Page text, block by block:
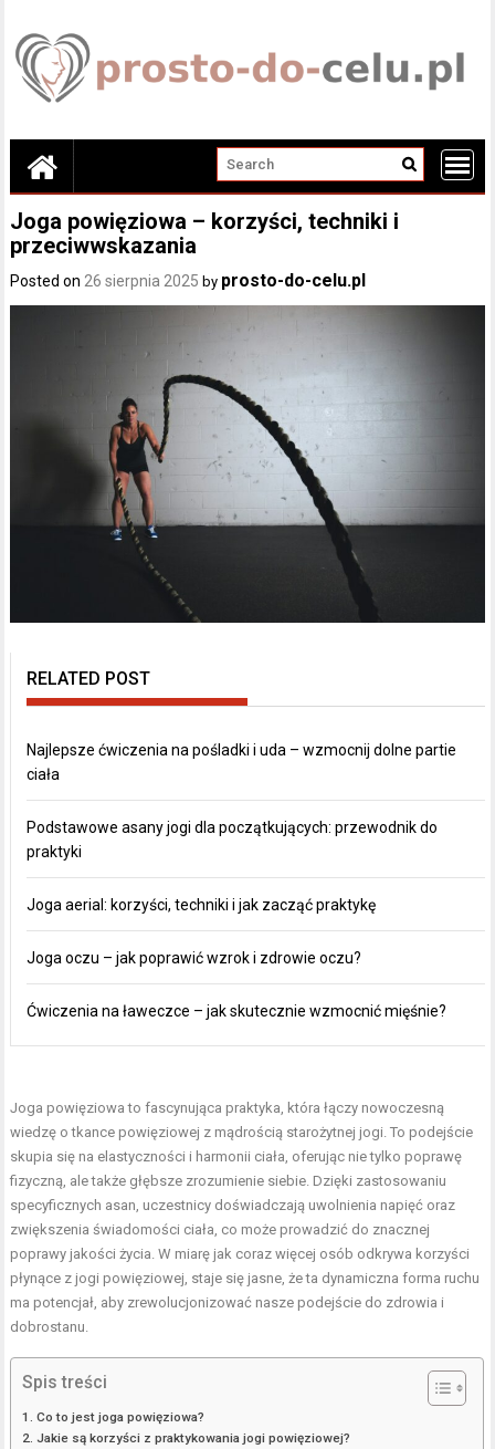
content
Joga powięziowa – korzyści, techniki i
przeciwwskazania
Posted on26 sierpnia 2025 by prosto-do-celu.pl
RELATED POST
Najlepsze ćwiczenia na pośladki i uda – wzmocnij dolne partie
ciała
Podstawowe asany jogi dla początkujących: przewodnik do
praktyki
Joga aerial: korzyści, techniki i jak zacząć praktykę
Joga oczu – jak poprawić wzrok i zdrowie oczu?
Ćwiczenia na ławeczce – jak skutecznie wzmocnić mięśnie?
Joga powięziowa to fascynująca praktyka, która łączy nowoczesną
wiedzę o tkance powięziowej z mądrością starożytnej jogi. To podejście
skupia się na elastyczności i harmonii ciała, oferując nie tylko poprawę
fizyczną, ale także głębsze zrozumienie siebie. Dzięki zastosowaniu
specyficznych asan, uczestnicy doświadczają uwolnienia napięć oraz
zwiększenia świadomości ciała, co może prowadzić do znacznej
poprawy jakości życia. W miarę jak coraz więcej osób odkrywa korzyści
płynące z jogi powięziowej, staje się jasne, że ta dynamiczna forma ruchu
ma potencjał, aby zrewolucjonizować nasze podejście do zdrowia i
dobrostanu.
Spis treści
Co to jest joga powięziowa?
Jakie są korzyści z praktykowania jogi powięziowej?